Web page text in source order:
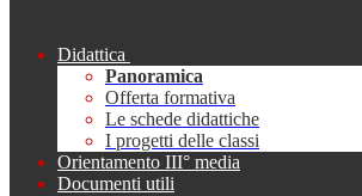
Didattica
Panoramica
Offerta formativa
Le schede didattiche
I progetti delle classi
Orientamento III° media
Documenti utili